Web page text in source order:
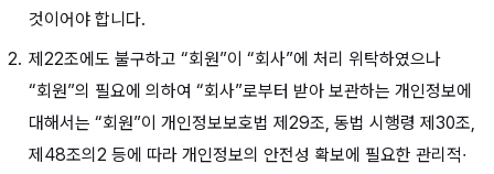
것이어야 합니다.
제22조에도 불구하고 “회원”이 “회사”에 처리 위탁하였으나
“회원”의 필요에 의하여 “회사”로부터 받아 보관하는 개인정보에
대해서는 “회원”이 개인정보보호법 제29조, 동법 시행령 제30조,
제48조의2 등에 따라 개인정보의 안전성 확보에 필요한 관리적∙